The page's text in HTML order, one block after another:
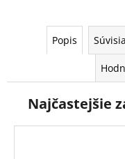
Popis
Najčastejšie